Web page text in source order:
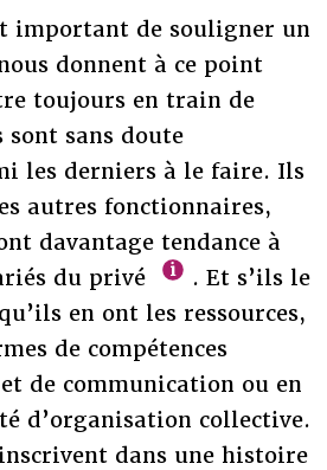
important de souligner un
donnent à ce point
toujours en train de
sont sans doute
les derniers à le faire. Ils
autres fonctionnaires,
davantage tendance à
du privé
. Et s’ils le
en ont les ressources,
de compétences
de communication ou en
d’organisation collective.
dans une histoire